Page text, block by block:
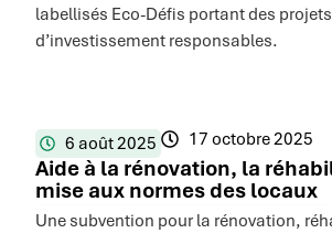
labellisés Eco-Défis portant des projets
d’investissement responsables.
6 août 2025 17 octobre 2025
Aide à la rénovation, la
mise aux normes des locaux
Une subvention pour la rénovation,